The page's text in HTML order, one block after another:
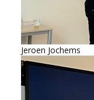
Jeroen Jochems